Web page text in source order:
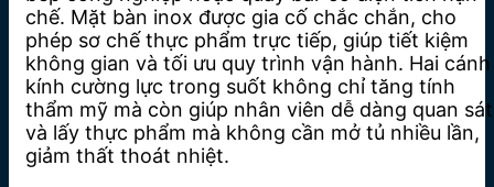
chế. Mặt bàn inox được gia cố chắc chắn, cho
phép sơ chế thực phẩm trực tiếp, giúp tiết kiệm
không gian và tối ưu quy trình vận hành. Hai cánh
kính cường lực trong suốt không chỉ tăng tính
thẩm mỹ mà còn giúp nhân viên dễ dàng quan sát
và lấy thực phẩm mà không cần mở tủ nhiều lần,
giảm thất thoát nhiệt.